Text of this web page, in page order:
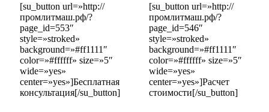
[su_button url=»http://
промлитмаш.рф/?
page_id=553″
style=»stroked»
background=»#ff1111″
color=»#ffffff» size=»5″
wide=»yes»
center=»yes»]Бесплатная
консультация[/su_button]
[su_button url=»http://
промлитмаш.рф/?
page_id=546″
style=»stroked»
background=»#ff1111″
color=»#ffffff» size=»5″
wide=»yes»
center=»yes»]Расчет
стоимости[/su_button]